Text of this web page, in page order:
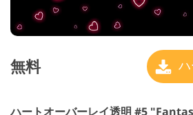
無料
ハートオーバーレイ透明 #5